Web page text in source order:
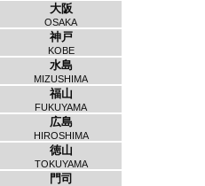
大阪
OSAKA
神戸
KOBE
水島
MIZUSHIMA
福山
FUKUYAMA
広島
HIROSHIMA
徳山
TOKUYAMA
門司